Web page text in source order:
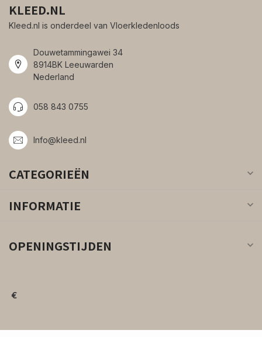
KLEED.NL
Kleed.nl is onderdeel van Vloerkledenloods
Douwetammingawei 34
8914BK Leeuwarden
Nederland
058 843 0755
Info@kleed.nl
CATEGORIEËN
INFORMATIE
OPENINGSTIJDEN
€